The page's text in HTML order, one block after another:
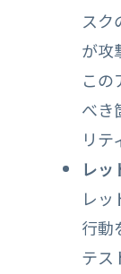
スク
が攻
この
べき
リテ
レッ
レ
行動
テス